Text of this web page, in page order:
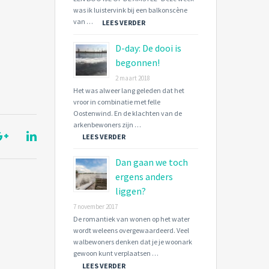
was ik luistervink bij een balkonscène
van …
LEES VERDER
D-day: De dooi is
begonnen!
2 maart 2018
Het was alweer lang geleden dat het
vroor in combinatie met felle
Oostenwind. En de klachten van de
arkenbewoners zijn …
LEES VERDER
Dan gaan we toch
ergens anders
liggen?
7 november 2017
De romantiek van wonen op het water
wordt weleens overgewaardeerd. Veel
walbewoners denken dat je je woonark
gewoon kunt verplaatsen …
LEES VERDER